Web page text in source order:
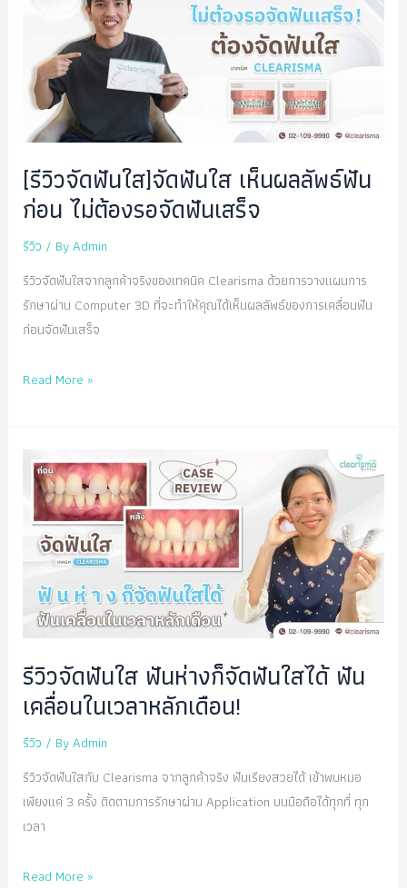
Clearisma
[รีวิวจัดฟันใส]จัดฟันใส เห็นผลลัพธ์ฟัน
ก่อน ไม่ต้องรอจัดฟันเสร็จ
รีวิว / ByAdmin
รีวิวจัดฟันใสจากลูกค้าจริงของเทคนิค Clearisma ด้วยการวางแผนการ
รักษาผ่าน Computer 3D ที่จะทำให้คุณได้เห็นผลลัพธ์ของการเคลื่อนฟัน
ก่อนจัดฟันเสร็จ
[รีวิว
ฟัน
เห็น
ผลลัพธ์
ก่อน
รอ
จัด
ฟัน
เสร็จ
Read More »
รีวิวจัดฟันใส ฟันห่างก็จัดฟันใสได้ ฟัน
เคลื่อนในเวลาหลักเดือน!
รีวิว / ByAdmin
รีวิวจัดฟันใสกับ Clearisma จากลูกค้าจริง ฟันเรียงสวยได้ เข้าพบหมอ
เพียงแค่ 3 ครั้ง ติดตามการรักษาผ่าน Application บนมือถือได้ทุกที่ ทุก
เวลา
รีวิว
Read More »